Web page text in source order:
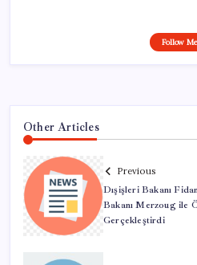
Follow Me
Other Articles
Previous
Dışişleri Bakanı
Bakanı Merzoug ile
Gerçekleştirdi